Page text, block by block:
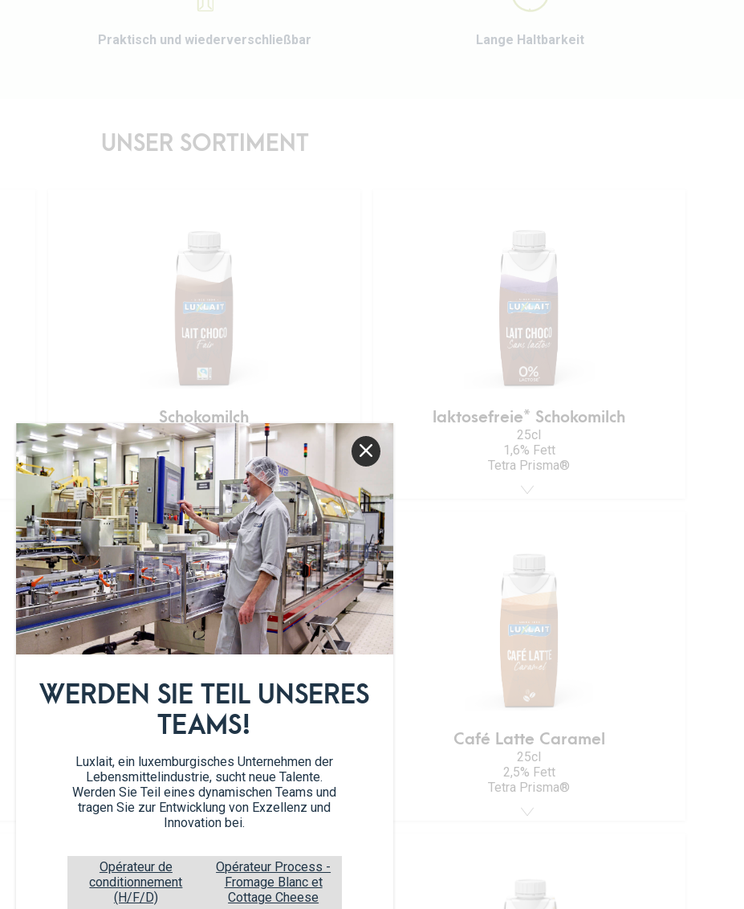
WERDEN SIE TEIL UNSERES
TEAMS!
Luxlait, ein luxemburgisches Unternehmen der
Lebensmittelindustrie, sucht neue Talente.
Werden Sie Teil eines dynamischen Teams und
tragen Sie zur Entwicklung von Exzellenz und
Innovation bei.
Opérateur de
conditionnement
(H/F/D)
Opérateur Process -
Fromage Blanc et
Cottage Cheese
Praktisch und wiederverschließbar Lange Haltbarkeit
UNSER SORTIMENT
Schokomilch
25cl
3,5% Fett
Tetra Prisma®
laktosefreie* Schokomilch
25cl
1,6% Fett
Tetra Prisma®
Café Latte Cappuccino
25cl
2,5% Fett
Tetra Prisma®
Café Latte Caramel
25cl
2,5% Fett
Tetra Prisma®